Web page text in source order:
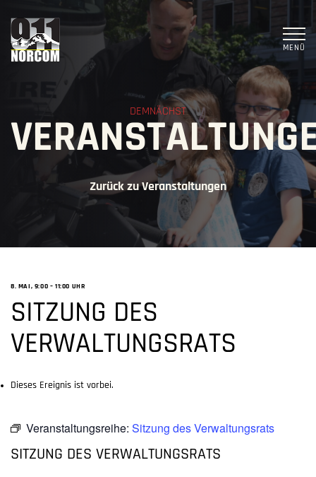
MENÜ
DEMNÄCHST
Zurück zu Veranstaltungen
8. MAI, 9:00 –11:00 UHR
SITZUNG DES
VERWALTUNGSRATS
Dieses Ereignis ist vorbei.
Veranstaltungsreihe: Sitzung des Verwaltungsrats
SITZUNG DES VERWALTUNGSRATS